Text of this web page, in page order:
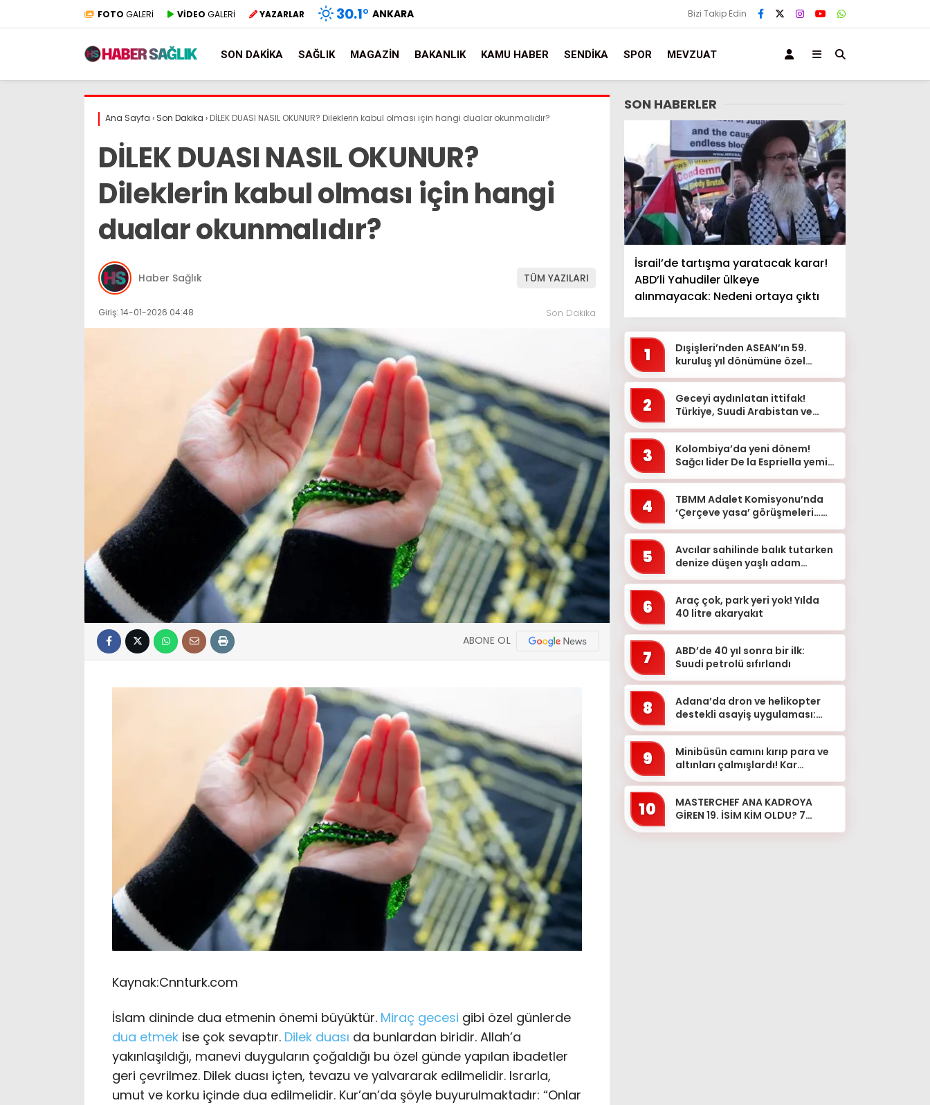
FOTO GALERİ VİDEO GALERİ YAZARLAR 30.1° ANKARA Bizi Takip Edin
SON DAKIKA SAĞLIK MAGAZIN BAKANLIK KAMU HABER SENDIKA SPOR MEVZUAT
Ana Sayfa › Son Dakika › DİLEK DUASI NASIL OKUNUR? Dileklerin kabul olması için hangi dualar okunmalıdır?
DİLEK DUASI NASIL OKUNUR?
Dileklerin kabul olması için hangi
dualar okunmalıdır?
Haber Sağlık TÜM YAZILARI
Giriş: 14-01-2026 04:48 Son Dakika
ABONE OL
Kaynak:Cnnturk.com
İslam dininde dua etmenin önemi büyüktür. Miraç gecesi gibi özel günlerde
dua etmek ise çok sevaptır. Dilek duası da bunlardan biridir. Allah’a
yakınlaşıldığı, manevi duyguların çoğaldığı bu özel günde yapılan ibadetler
geri çevrilmez. Dilek duası içten, tevazu ve yalvararak edilmelidir. Israrla,
umut ve korku içinde dua edilmelidir. Kur’an’da şöyle buyurulmaktadır: “Onlar
SON HABERLER
İsrail’de tartışma yaratacak karar!
ABD’li Yahudiler ülkeye
alınmayacak: Nedeni ortaya çıktı
1
Dışişleri’nden ASEAN’ın 59.
kuruluş yıl dönümüne özel
2
Geceyi aydınlatan ittifak!
Türkiye, Suudi Arabistan ve
3
Kolombiya’da yeni dönem!
Sağcı lider De la Espriella yemin
4
TBMM Adalet Komisyonu’nda
‘Çerçeve yasa’ görüşmeleri…
5
Avcılar sahilinde balık tutarken
denize düşen yaşlı adam
6
Araç çok, park yeri yok! Yılda
40 litre akaryakıt
7
ABD’de 40 yıl sonra bir ilk:
Suudi petrolü sıfırlandı
8
Adana’da dron ve helikopter
destekli asayiş uygulaması:
9
Minibüsün camını kırıp para ve
altınları çalmışlardı! Kar
10
MASTERCHEF ANA KADROYA
GİREN 19. İSİM KİM OLDU? 7